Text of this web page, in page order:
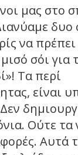
μας στο
δυο
να πρέπει
σόι για
Τα περί
είναι
Ούτε
Αυτά